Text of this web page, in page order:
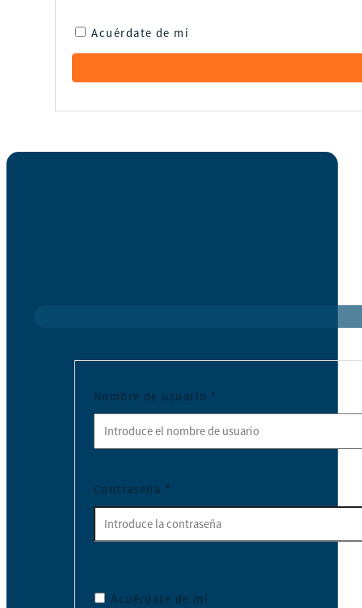
Acuérdate de mí
Nombre de usuario *
Contraseña *
Acuérdate de mí